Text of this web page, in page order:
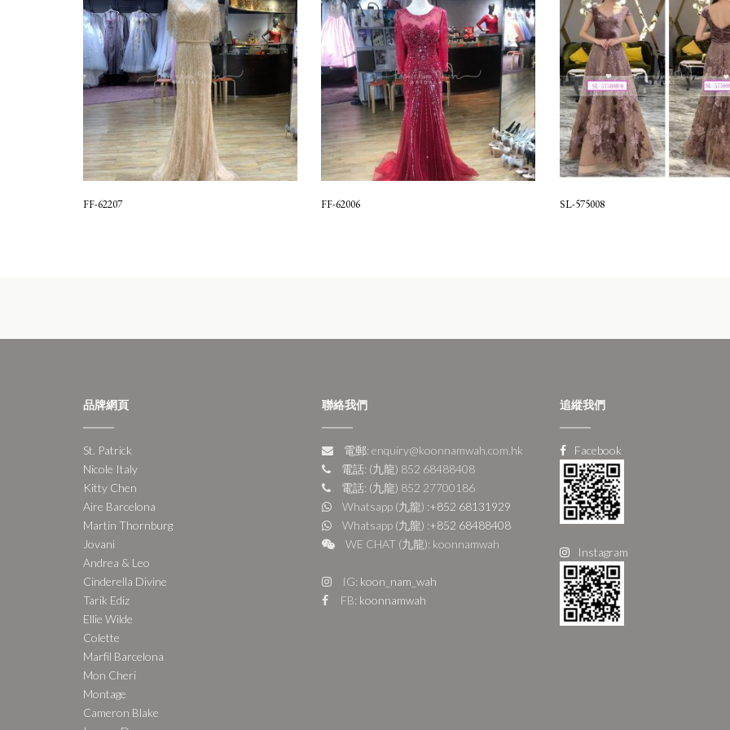
FF-62207 FF-62006 SL-575008
品牌網頁
St. Patrick
Nicole Italy
Kitty Chen
Aire Barcelona
Martin Thornburg
Jovani
Andrea & Leo
Cinderella Divine
Tarik Ediz
Ellie Wilde
Colette
Marfil Barcelona
Mon Cheri
Montage
Cameron Blake
聯絡我們
電郵: enquiry@koonnamwah.com.hk
電話: (九龍) 852 68488408
電話: (九龍) 852 27700186
Whatsapp (九龍) :+852 68131929
Whatsapp (九龍) :+852 68488408
WE CHAT (九龍): koonnamwah
IG: koon_nam_wah
FB: koonnamwah
追縱我們
Facebook
Instagram